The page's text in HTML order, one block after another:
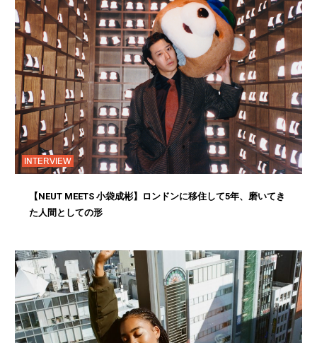
INTERVIEW
【NEUT MEETS 小袋成彬】ロンドンに移住して5年、磨いてき
た人間としての形